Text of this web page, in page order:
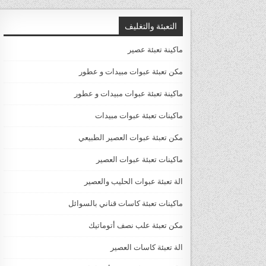
التعبئة والتغليف
ماكينة تعبئة عصير
مكن تعبئة عبوات مبيدات و عطور
ماكينة تعبئة عبوات مبيدات و عطور
ماكينات تعبئة عبوات مبيدات
مكن تعبئة عبوات العصير الطبيعي
ماكينات تعبئة عبوات العصير
الة تعبئة عبوات الحليب والعصير
ماكينات تعبئة كاسات قناني بالسوائل
مكن تعبئة علب نصف أتوماتيك
الة تعبئة كاسات العصير